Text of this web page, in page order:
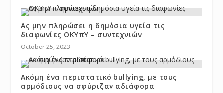
Ας μην πληρώσει η δημόσια υγεία τις
διαφωνίες ΟΚΥπΥ – συντεχνιών
October 25, 2023
Ακόμη ένα περιστατικό bullying, με τους
αρμόδιους να σφύριζαν αδιάφορα